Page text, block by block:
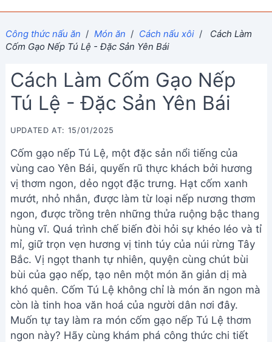
Công thức nấu ăn / Món ăn / Cách nấu xôi /
Cách Làm
Cốm Gạo Nếp Tú Lệ - Đặc Sản Yên Bái
Cách Làm Cốm Gạo Nếp
Tú Lệ - Đặc Sản Yên Bái
UPDATED AT: 15/01/2025
Cốm gạo nếp Tú Lệ, một đặc sản nổi tiếng của
vùng cao Yên Bái, quyến rũ thực khách bởi hương
vị thơm ngon, dẻo ngọt đặc trưng. Hạt cốm xanh
mướt, nhỏ nhắn, được làm từ loại nếp nương thơm
ngon, được trồng trên những thửa ruộng bậc thang
hùng vĩ. Quá trình chế biến đòi hỏi sự khéo léo và tỉ
mỉ, giữ trọn vẹn hương vị tinh túy của núi rừng Tây
Bắc. Vị ngọt thanh tự nhiên, quyện cùng chút bùi
bùi của gạo nếp, tạo nên một món ăn giản dị mà
khó quên. Cốm Tú Lệ không chỉ là món ăn ngon mà
còn là tinh hoa văn hoá của người dân nơi đây.
Muốn tự tay làm ra món cốm gạo nếp Tú Lệ thơm
ngon này? Hãy cùng khám phá công thức chi tiết